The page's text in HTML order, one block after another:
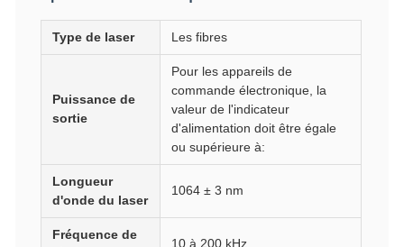
Type de laser Les fibres
Puissance de
sortie
Pour les appareils de
commande électronique, la
valeur de l'indicateur
d'alimentation doit être égale
ou supérieure à:
Longueur
d'onde du laser
1064 ± 3 nm
Fréquence de
10 à 200 kHz